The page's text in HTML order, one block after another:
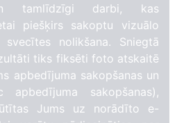
tamlīdzīgi darbi, kas
piešķirs sakoptu vizuālo
nolikšana. Sniegtā
tiks fiksēti foto atskaitē
apbedījuma sakopšanas un
apbedījuma sakopšanas),
Jums uz norādīto e-